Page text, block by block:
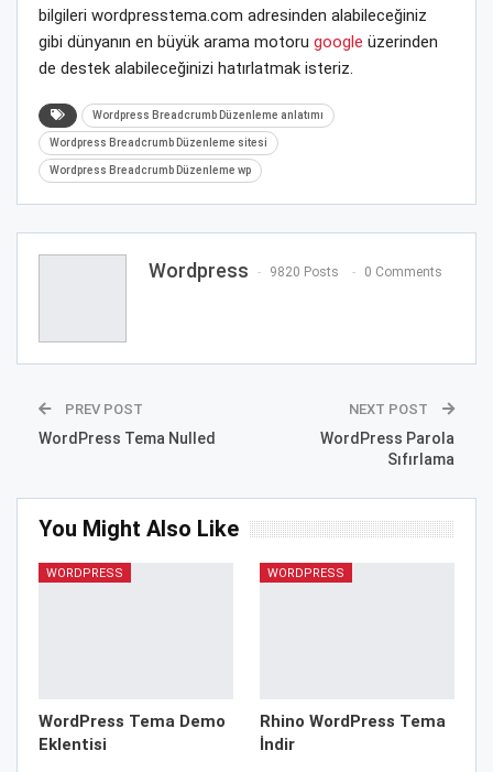
bilgileri wordpresstema.com adresinden alabileceğiniz
gibi dünyanın en büyük arama motoru google üzerinden
de destek alabileceğinizi hatırlatmak isteriz.
Wordpress Breadcrumb Düzenleme anlatımı
Wordpress Breadcrumb Düzenleme sitesi
Wordpress Breadcrumb Düzenleme wp
Wordpress 9820 Posts 0 Comments
PREV POST
WordPress Tema Nulled
NEXT POST
WordPress Parola
Sıfırlama
You Might Also Like
WORDPRESS
WordPress Tema Demo
Eklentisi
WORDPRESS
Rhino WordPress Tema
İndir